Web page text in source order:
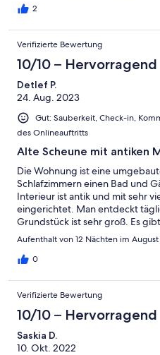
2
Verifizierte Bewertung
10/10 – Hervorragend
Detlef P.
24. Aug. 2023
Gut: Sauberkeit, Check-in,
des Onlineauftritts
Alte Scheune mit antiken
Die Wohnung ist eine
Schlafzimmern einen Bad und
Interieur ist antik und mit sehr
eingerichtet. Man entdeckt
Grundstück ist sehr groß. Es
einen Hund. Haustiere sind
sehr abgelegen und
Baumbestand. Der nächste
touristisch wenig erschlossen.
Menschen. Wir haben noch nie
liebevollen Gastgeber gehabt.
sich um die Gäste und laden
haben uns rundum wohl gefühlt.
Aufenthalt von 12 Nächten im
0
Verifizierte Bewertung
10/10 – Hervorragend
Saskia D.
10. Okt. 2022